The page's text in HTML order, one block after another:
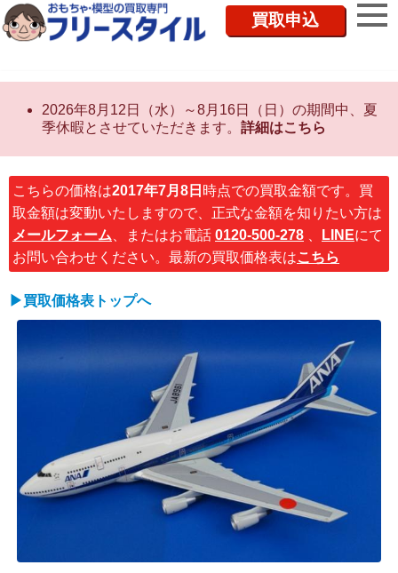
買取申込
2026年8月12日（水）～8月16日（日）の期間中、夏
季休暇とさせていただきます。 詳細はこちら
こちらの価格は2017年7月8日 時点での買取金額です。買
取金額は変動いたしますので、正式な金額を知りたい方は
メールフォーム 、またはお電話 0120-500-278 LINEにて
お問い合わせください。最新の買取価格表はこちら
▶買取価格表トップへ